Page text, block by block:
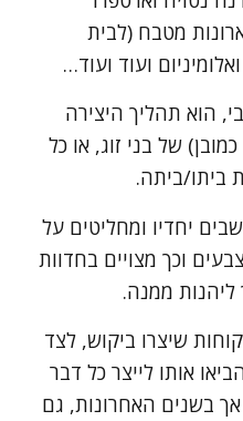
מטבח (לבית
ועוד ועוד…
הוא תהליך היצירה
של בני זוג, או כל
ביתה.
יחדיו ומחליטים על
וכך מצויים בחדוות
ליהנות ממנה.
שיצרו ביקוש, לצד
אותו לייצר כל דבר
בשנים האחרונות, גם